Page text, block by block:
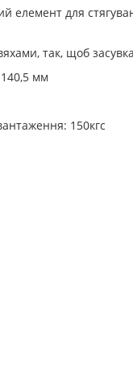
елемент для
так, щоб
мм
150кгс